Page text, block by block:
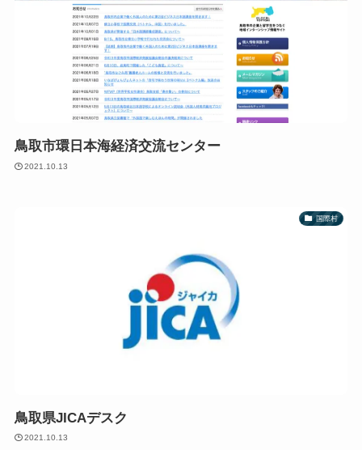
鳥取市環日本海経済交流センター
2021.10.13
国際村
鳥取県JICAデスク
2021.10.13